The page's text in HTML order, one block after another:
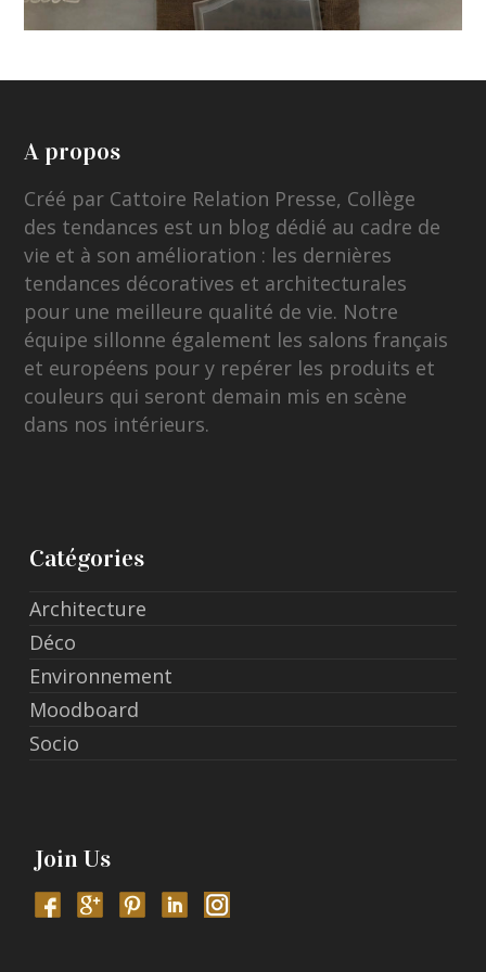
A propos
Créé par Cattoire Relation Presse, Collège
des tendances est un blog dédié au cadre de
vie et à son amélioration : les dernières
tendances décoratives et architecturales
pour une meilleure qualité de vie. Notre
équipe sillonne également les salons français
et européens pour y repérer les produits et
couleurs qui seront demain mis en scène
dans nos intérieurs.
Catégories
Architecture
Déco
Environnement
Moodboard
Socio
Join Us